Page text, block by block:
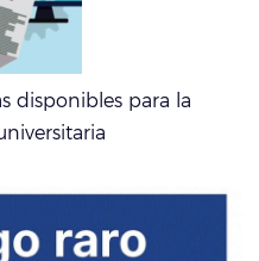
disponibles para la